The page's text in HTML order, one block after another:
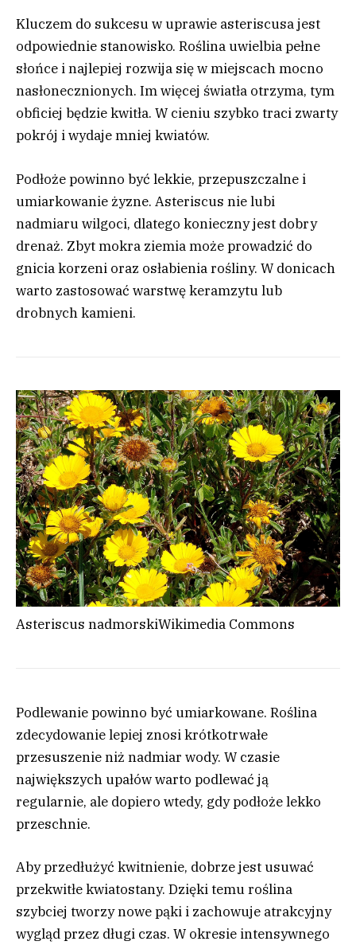
Kluczem do sukcesu w uprawie asteriscusa jest
odpowiednie stanowisko. Roślina uwielbia pełne
słońce i najlepiej rozwija się w miejscach mocno
nasłonecznionych. Im więcej światła otrzyma, tym
obficiej będzie kwitła. W cieniu szybko traci zwarty
pokrój i wydaje mniej kwiatów.
Podłoże powinno być lekkie, przepuszczalne i
umiarkowanie żyzne. Asteriscus nie lubi
nadmiaru wilgoci, dlatego konieczny jest dobry
drenaż. Zbyt mokra ziemia może prowadzić do
gnicia korzeni oraz osłabienia rośliny. W donicach
warto zastosować warstwę keramzytu lub
drobnych kamieni.
Asteriscus nadmorskiWikimedia Commons
Podlewanie powinno być umiarkowane. Roślina
zdecydowanie lepiej znosi krótkotrwałe
przesuszenie niż nadmiar wody. W czasie
największych upałów warto podlewać ją
regularnie, ale dopiero wtedy, gdy podłoże lekko
przeschnie.
Aby przedłużyć kwitnienie, dobrze jest usuwać
przekwitłe kwiatostany. Dzięki temu roślina
szybciej tworzy nowe pąki i zachowuje atrakcyjny
wygląd przez długi czas. W okresie intensywnego